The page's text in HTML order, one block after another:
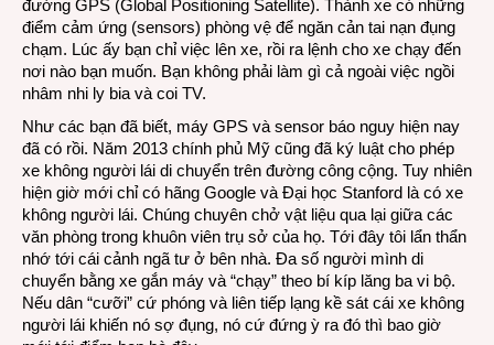
đường GPS (Global Positioning Satellite). Thành xe có những
điểm cảm ứng (sensors) phòng vệ để ngăn cản tai nạn đụng
chạm. Lúc ấy bạn chỉ việc lên xe, rồi ra lệnh cho xe chạy đến
nơi nào bạn muốn. Bạn không phải làm gì cả ngoài việc ngồi
nhâm nhi ly bia và coi TV.
Như các bạn đã biết, máy GPS và sensor báo nguy hiện nay
đã có rồi. Năm 2013 chính phủ Mỹ cũng đã ký luật cho phép
xe không người lái di chuyển trên đường công cộng. Tuy nhiên
hiện giờ mới chỉ có hãng Google và Đại học Stanford là có xe
không người lái. Chúng chuyên chở vật liệu qua lại giữa các
văn phòng trong khuôn viên trụ sở của họ. Tới đây tôi lẩn thẩn
nhớ tới cái cảnh ngã tư ở bên nhà. Đa số người mình di
chuyển bằng xe gắn máy và “chạy” theo bí kíp lăng ba vi bộ.
Nếu dân “cưỡi” cứ phóng và liên tiếp lạng kề sát cái xe không
người lái khiến nó sợ đụng, nó cứ đứng ỳ ra đó thì bao giờ